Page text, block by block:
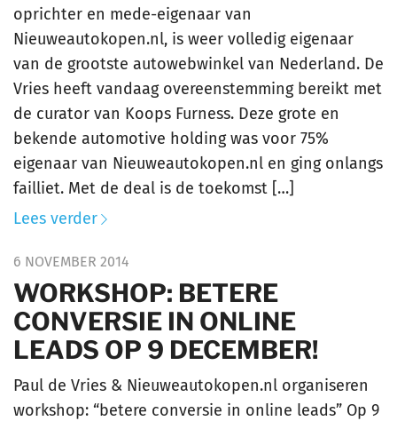
oprichter en mede-eigenaar van
Nieuweautokopen.nl, is weer volledig eigenaar
van de grootste autowebwinkel van Nederland. De
Vries heeft vandaag overeenstemming bereikt met
de curator van Koops Furness. Deze grote en
bekende automotive holding was voor 75%
eigenaar van Nieuweautokopen.nl en ging onlangs
failliet. Met de deal is de toekomst […]
Lees verder
6 NOVEMBER 2014
WORKSHOP: BETERE
CONVERSIE IN ONLINE
LEADS OP 9 DECEMBER!
Paul de Vries & Nieuweautokopen.nl organiseren
workshop: “betere conversie in online leads” Op 9